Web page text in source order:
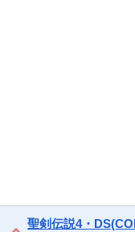
聖剣伝説4・